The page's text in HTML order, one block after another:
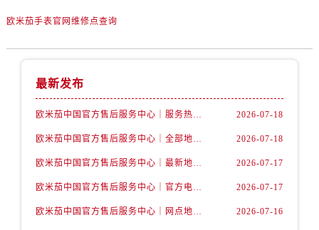
欧米茄手表官网维修点查询
最新发布
欧米茄中国官方售后服务中心｜服务热线及详细地址权威信息公告（2026年7月最新） 2026-07-18
欧米茄中国官方售后服务中心｜全部地址与售后电话权威信息声明（2026年7月最新） 2026-07-18
欧米茄中国官方售后服务中心｜最新地址及官方服务热线权威信息公告（2026年7月最新） 2026-07-17
欧米茄中国官方售后服务中心｜官方电话和维修地址权威信息公告（2026年7月最新） 2026-07-17
欧米茄中国官方售后服务中心｜网点地址和官方热线权威信息通知（2026年7月最新） 2026-07-16